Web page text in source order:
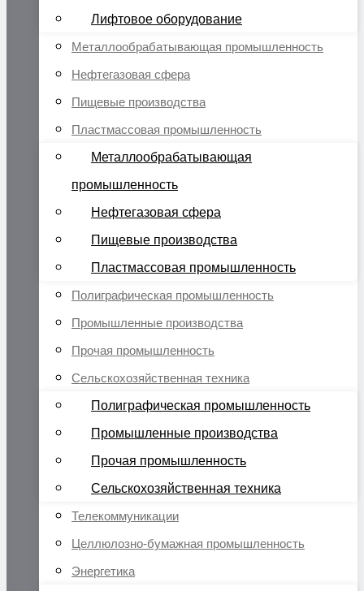
Лифтовое оборудование
Металлообрабатывающая промышленность
Нефтегазовая сфера
Пищевые производства
Пластмассовая промышленность
Металлообрабатывающая
промышленность
Нефтегазовая сфера
Пищевые производства
Пластмассовая промышленность
Полиграфическая промышленность
Промышленные производства
Прочая промышленность
Сельскохозяйственная техника
Полиграфическая промышленность
Промышленные производства
Прочая промышленность
Сельскохозяйственная техника
Телекоммуникации
Целлюлозно-бумажная промышленность
Энергетика